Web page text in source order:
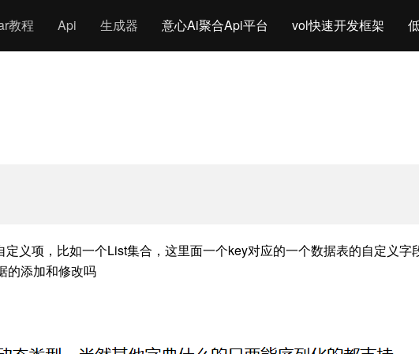
教程 Api 生成器 意心Ai聚合Api平台 vol快速开发框架
义项，比如一个List集合，这里面一个key对应的一个数据表的自定义字
的添加和修改吗